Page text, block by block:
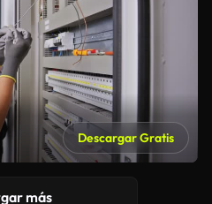
Descargar Gratis
más